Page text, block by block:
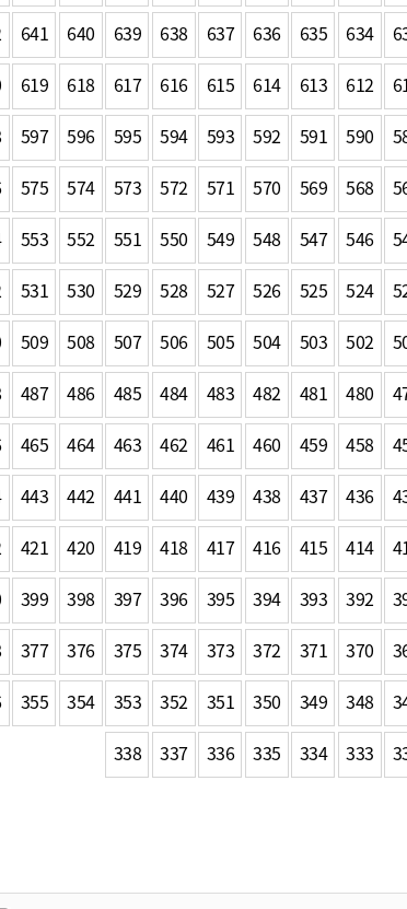
641 640 639 638 637 636 635 634
619 618 617 616 615 614 613 612
597 596 595 594 593 592 591 590
575 574 573 572 571 570 569 568
553 552 551 550 549 548 547 546
531 530 529 528 527 526 525 524
509 508 507 506 505 504 503 502
487 486 485 484 483 482 481 480
465 464 463 462 461 460 459 458
443 442 441 440 439 438 437 436
421 420 419 418 417 416 415 414
399 398 397 396 395 394 393 392
377 376 375 374 373 372 371 370
355 354 353 352 351 350 349 348
338
337 336 335 334 333